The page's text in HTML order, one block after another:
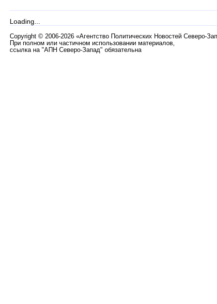
Loading...
Copyright © 2006-2026 «Агентство Политических Новостей Северо-
При полном или частичном использовании материалов,
ссылка на "АПН Северо-Запад" обязательна